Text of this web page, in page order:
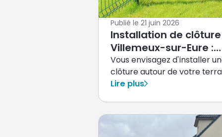
Publié le21 juin 2026
Installation de
Villemeux-sur-Eure :
guide pratique
Vous envisagez d'installer
clôture autour de votre
à Villemeux-sur-Eure ?
Lire plus